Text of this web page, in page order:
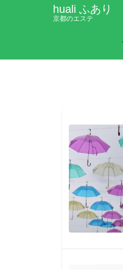
huali ふあり
京都のエステ